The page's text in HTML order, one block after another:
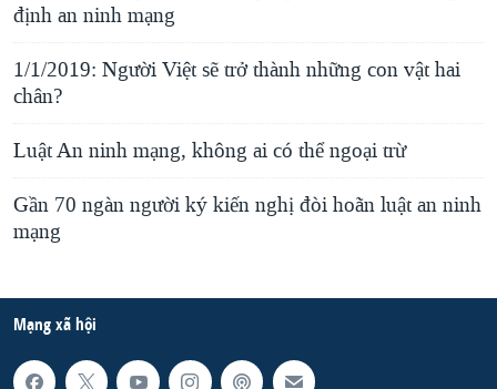
định an ninh mạng
1/1/2019: Người Việt sẽ trở thành những con vật hai
chân?
Luật An ninh mạng, không ai có thể ngoại trừ
Gần 70 ngàn người ký kiến nghị đòi hoãn luật an ninh
mạng
Mạng xã hội